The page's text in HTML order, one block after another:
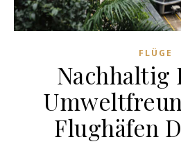
FLÜGE
Nachhaltig
Flughäfen